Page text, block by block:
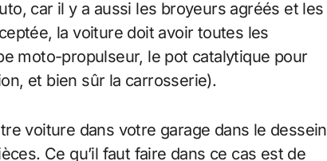
car il y a aussi les broyeurs agréés et les
la voiture doit avoir toutes les
moto-propulseur, le pot catalytique pour
et bien sûr la carrosserie).
voiture dans votre garage dans le dessein
Ce qu’il faut faire dans ce cas est de